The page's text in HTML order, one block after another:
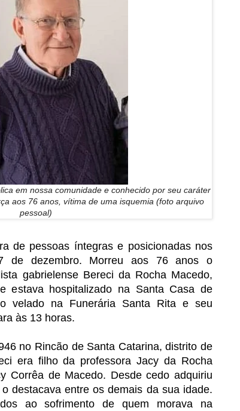
em nossa comunidade e conhecido por seu caráter
aos 76 anos, vítima de uma isquemia (foto arquivo
pessoal)
de pessoas íntegras e posicionadas nos
de dezembro. Morreu aos 76 anos o
gabrielense Bereci da Rocha Macedo,
estava hospitalizado na Santa Casa de
velado na Funerária Santa Rita e seu
às 13 horas.
no Rincão de Santa Catarina, distrito de
era filho da professora Jacy da Rocha
Corrêa de Macedo. Desde cedo adquiriu
destacava entre os demais da sua idade.
ao sofrimento de quem morava na